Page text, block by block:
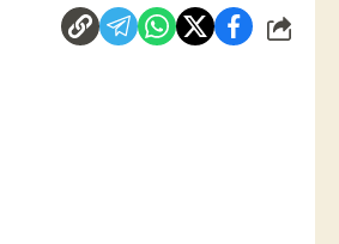
شارك